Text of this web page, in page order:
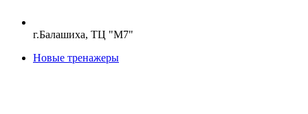
г.Балашиха, ТЦ "М7"
Новые тренажеры